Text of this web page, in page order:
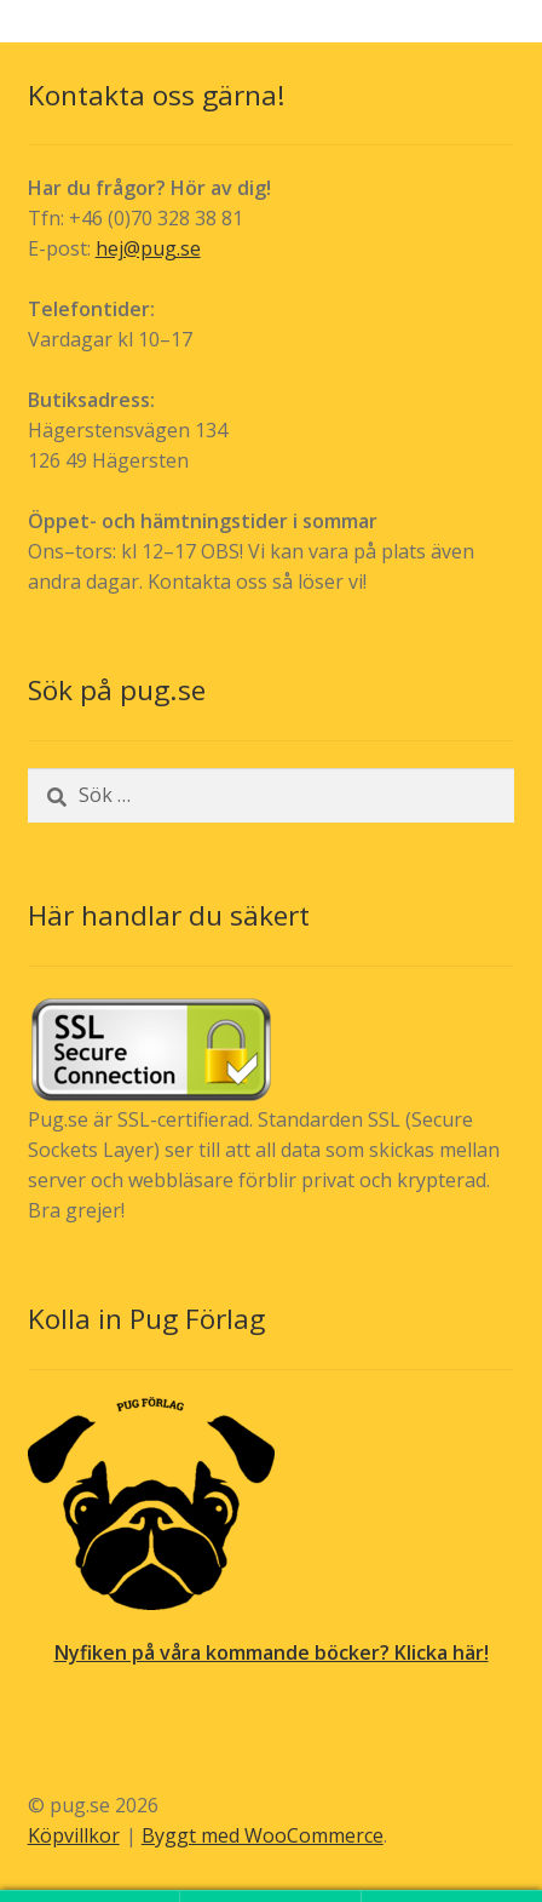
Kontakta oss gärna!
Har du frågor? Hör av dig!
Tfn: +46 (0)70 328 38 81
E-post: hej@pug.se
Telefontider:
Vardagar kl 10–17
Butiksadress:
Hägerstensvägen 134
126 49 Hägersten
Öppet- och hämtningstider i sommar
Ons–tors: kl 12–17 OBS! Vi kan vara på plats även
andra dagar. Kontakta oss så löser vi!
Sök på pug.se
Sök
efter:
Här handlar du säkert
Pug.se är SSL-certifierad. Standarden SSL (Secure
Sockets Layer) ser till att all data som skickas mellan
server och webbläsare förblir privat och krypterad.
Bra grejer!
Kolla in Pug Förlag
Nyfiken på våra kommande böcker? Klicka här!
© pug.se 2026
Köpvillkor
Byggt med WooCommerce.